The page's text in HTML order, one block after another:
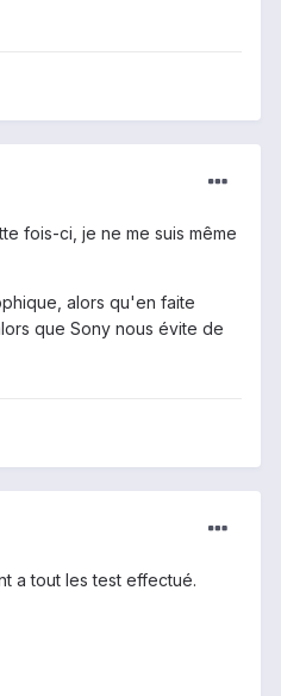
fois-ci, je ne me suis même
alors qu'en faite
que Sony nous évite de
a tout les test effectué.